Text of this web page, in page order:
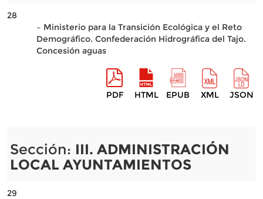
28
– Ministerio para la Transición Ecológica y el Reto
Demográfico. Confederación Hidrográfica del Tajo.
Concesión aguas
PDF HTML EPUB XML JSON
Sección: III. ADMINISTRACIÓN
LOCAL AYUNTAMIENTOS
29